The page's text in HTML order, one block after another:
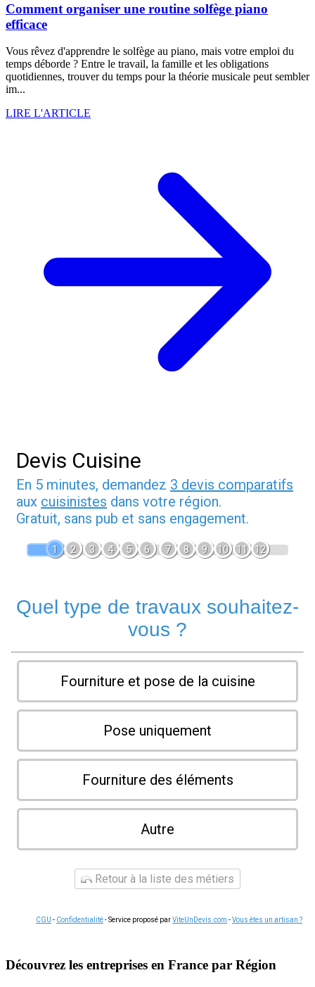
Comment organiser une routine solfège piano
efficace
Vous rêvez d'apprendre le solfège au piano, mais votre emploi du
temps déborde ? Entre le travail, la famille et les obligations
quotidiennes, trouver du temps pour la théorie musicale peut sembler
im...
LIRE L'ARTICLE
Devis Cuisine
En 5 minutes, demandez 3 devis comparatifs
aux cuisinistes dans votre région.
Gratuit, sans pub et sans engagement.
1 2 3 4 5 6 7 8 9 10 11 12
Quel type de travaux souhaitez-
vous ?
Fourniture et pose de la cuisine
Pose uniquement
Fourniture des éléments
Autre
Retour à la liste des métiers
CGU - Confidentialité- Service proposé parViteUnDevis.com -Vous êtes un artisan ?
Découvrez les entreprises en France par Région